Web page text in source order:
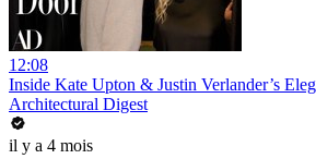
12:08
Inside Kate Upton & Justin Verlander’s
Architectural Digest
il y a 4 mois